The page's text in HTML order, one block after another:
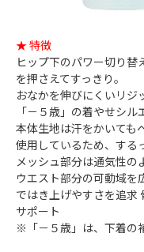
★ 特徴
ヒップ下のパワー切り替
を押さえてすっきり。
おなかを伸びにくいリジ
「－５歳」の着やせシル
本体生地は汗をかいても
使用しているため、する
メッシュ部分は通気性の
ウエスト部分の可動域を
ではき上げやすさを追求
サポート
※「－５歳」は、下着の